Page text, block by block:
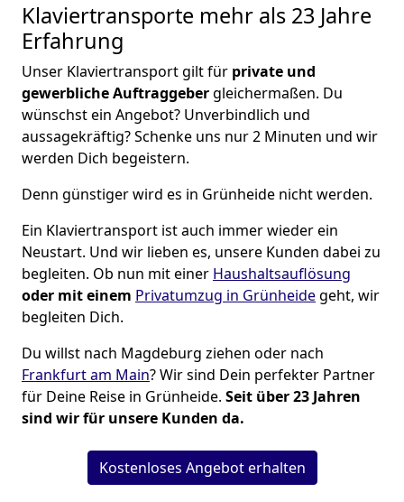
Klaviertransporte mehr als 23 Jahre
Erfahrung
Unser Klaviertransport gilt für private und
gewerbliche Auftraggebergleichermaßen. Du
wünschst ein Angebot? Unverbindlich und
aussagekräftig? Schenke uns nur 2 Minuten und wir
werden Dich begeistern.
Denn günstiger wird es in Grünheide nicht werden.
Ein Klaviertransport ist auch immer wieder ein
Neustart. Und wir lieben es, unsere Kunden dabei zu
begleiten. Ob nun mit einer Haushaltsauflösung
oder mit einem Privatumzug in Grünheidegeht, wir
begleiten Dich.
Du willst nach Magdeburg ziehen oder nach
Frankfurt am Main? Wir sind Dein perfekter Partner
für Deine Reise in Grünheide. Seit über 23 Jahren
sind wir für unsere Kunden da.
Kostenloses Angebot erhalten